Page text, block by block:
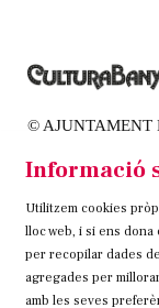
© AJUNTAMENT
972 58 18 48 |
Sitemap
Informació
Utilitzem cookies
lloc web, i si ens
per recopilar dades
agregades per
amb les seves